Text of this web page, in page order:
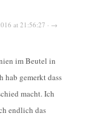
at 21:56:27 · →
im Beutel in
hab gemerkt dass
macht. Ich
endlich das